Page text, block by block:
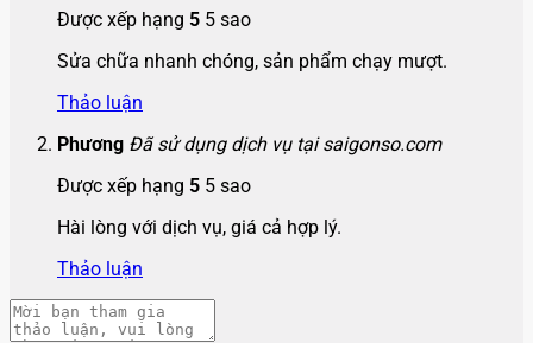
Được xếp hạng 5 5 sao
Sửa chữa nhanh chóng, sản phẩm chạy mượt.
Thảo luận
Phương Đã sử dụng dịch vụ tại saigonso.com
Được xếp hạng 5 5 sao
Hài lòng với dịch vụ, giá cả hợp lý.
Thảo luận